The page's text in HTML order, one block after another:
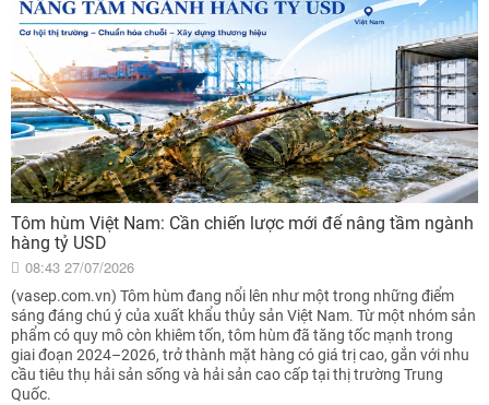
Tôm hùm Việt Nam: Cần chiến lược mới để nâng tầm ngành
hàng tỷ USD
08:43 27/07/2026
(vasep.com.vn) Tôm hùm đang nổi lên như một trong những điểm
sáng đáng chú ý của xuất khẩu thủy sản Việt Nam. Từ một nhóm sản
phẩm có quy mô còn khiêm tốn, tôm hùm đã tăng tốc mạnh trong
giai đoạn 2024–2026, trở thành mặt hàng có giá trị cao, gắn với nhu
cầu tiêu thụ hải sản sống và hải sản cao cấp tại thị trường Trung
Quốc.